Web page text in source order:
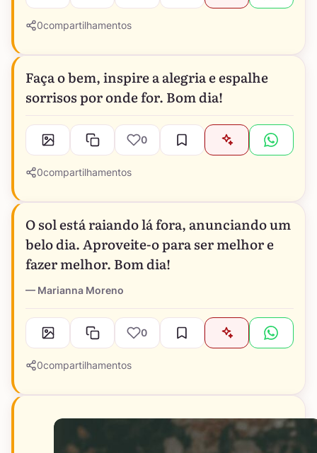
0compartilhamentos
Faça o bem, inspire a alegria e espalhe
sorrisos por onde for. Bom dia!
0
0compartilhamentos
O sol está raiando lá fora, anunciando um
belo dia. Aproveite-o para ser melhor e
fazer melhor. Bom dia!
Marianna Moreno
0
0compartilhamentos